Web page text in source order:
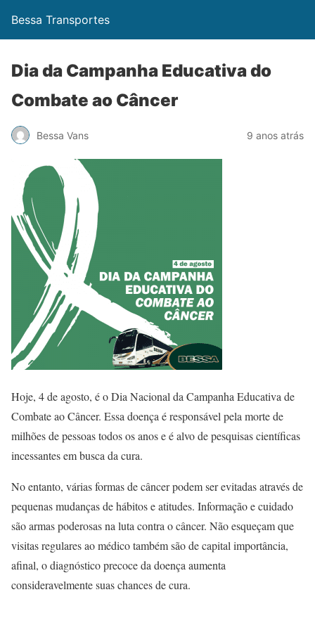
Bessa Transportes
Dia da Campanha Educativa do
Combate ao Câncer
Bessa Vans 9 anos atrás
Hoje, 4 de agosto, é o Dia Nacional da Campanha Educativa de
Combate ao Câncer. Essa doença é responsável pela morte de
milhões de pessoas todos os anos e é alvo de pesquisas científicas
incessantes em busca da cura.
No entanto, várias formas de câncer podem ser evitadas através de
pequenas mudanças de hábitos e atitudes. Informação e cuidado
são armas poderosas na luta contra o câncer. Não esqueçam que
visitas regulares ao médico também são de capital importância,
afinal, o diagnóstico precoce da doença aumenta
consideravelmente suas chances de cura.